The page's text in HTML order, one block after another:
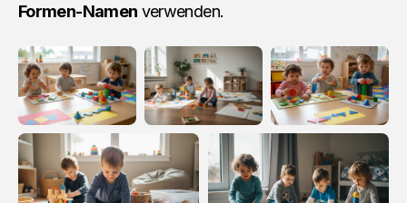
Formen-Namen verwenden.